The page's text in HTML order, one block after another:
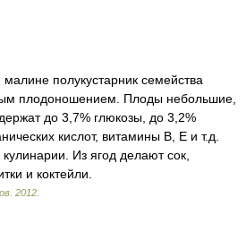
полукустарник семейства
плодоношением. Плоды небольшие,
до 3,7% глюкозы, до 3,2%
кислот, витамины В, Е и т.д.
Из ягод делают сок,
и коктейли.
2012